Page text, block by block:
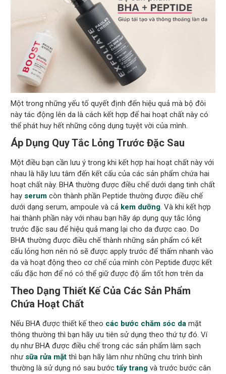
Một trong những yếu tố quyết định đến hiệu quả mà bộ đôi
này tác động lên da là cách kết hợp để hai hoạt chất này có
thể phát huy hết những công dụng tuyệt vời của mình.
Áp Dụng Quy Tắc Lỏng Trước Đặc Sau
Một điều bạn cần lưu ý trong khi kết hợp hai hoạt chất này với
nhau là hãy lưu tâm đến kết cấu của các sản phẩm chứa hai
hoạt chất này. BHA thường được điều chế dưới dạng tinh chất
hay serum còn thành phần Peptide thường được điều chế
dưới dạng serum, ampoule và cả kem dưỡng. Và khi kết hợp
hai thành phần này với nhau bạn hãy áp dụng quy tắc lỏng
trước đặc sau để hiệu quả mang lại cho da được cao. Do
BHA thường được điều chế thành những sản phẩm có kết
cấu lỏng hơn nên nó sẽ được apply trước để thấm nhanh vào
da và hoạt động theo cơ chế của mình còn Peptide được kết
cấu đặc hơn để nó có thể giữ được độ ẩm tốt hơn trên da
Theo Dạng Thiết Kế Của Các Sản Phẩm
Chứa Hoạt Chất
Nếu BHA được thiết kế theo các bước chăm sóc da mặt
thông thường thì bạn hãy ưu tiên sử dụng theo thứ tự đó. Ví
dụ như BHA được điều chế trong các sản phẩm làm sạch
như sữa rửa mặt thì bạn hãy làm như những chu trình bình
thường là sử dụng nó sau bướctẩy trang và trước bước cân